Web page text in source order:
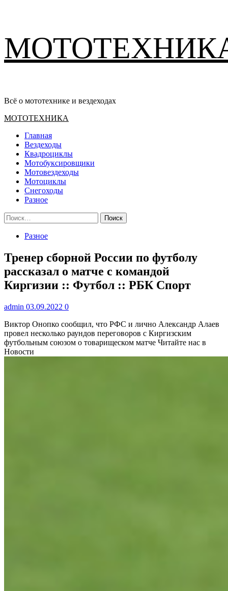
содержимому
Всё о мототехнике и вездеходах
Основное
МОТОТЕХНИКА
Главная
Вездеходы
Квадроциклы
Мотобуксировщики
Мотовездеходы
Мотоциклы
Снегоходы
Разное
Найти:
Разное
Тренер сборной России по футболу
рассказал о матче с командой
Киргизии :: Футбол :: РБК Спорт
admin 03.09.2022 0
Виктор Онопко сообщил, что РФС и лично Александр Алаев
провел несколько раундов переговоров с Киргизским
футбольным союзом о товарищеском матче Читайте нас в
Новости